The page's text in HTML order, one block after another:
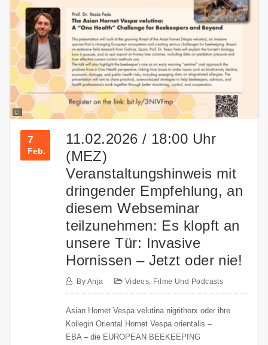
©:
7
Feb.
11.02.2026 / 18:00 Uhr
(MEZ)
Veranstaltungshinweis mit
dringender Empfehlung, an
diesem Webseminar
teilzunehmen: Es klopft an
unsere Tür: Invasive
Hornissen – Jetzt oder nie!
By Anja Videos, Filme Und Podcasts
Asian Hornet Vespa velutina nigrithorx oder ihre
Kollegin Oriental Hornet Vespa orientalis –
EBA – die EUROPEAN BEEKEEPING